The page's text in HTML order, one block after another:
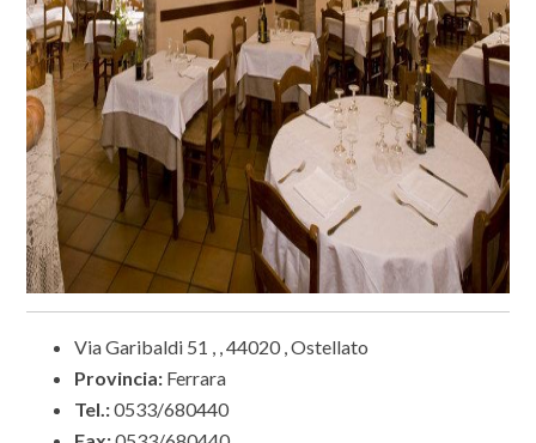
Clicca sulle foto per ingrandirle
Via Garibaldi 51 , , 44020 , Ostellato
Provincia: Ferrara
Tel.:0533/680440